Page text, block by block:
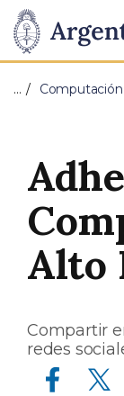
de
Nación
Pasar al
…
Alto
Compartir
redes
Compartir en Facebook Compartir en Twitter